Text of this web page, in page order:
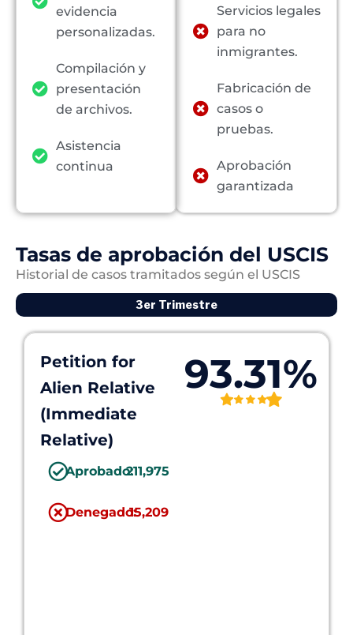
evidencia
personalizadas.
Compilación y
presentación
de archivos.
Asistencia
continua
Servicios legales
para no
inmigrantes.
Fabricación de
casos o
pruebas.
Aprobación
garantizada
Tasas de aprobación del USCIS
Historial de casos tramitados según el USCIS
3er Trimestre
Petition for
Alien Relative
(Immediate
Relative)
Aprobado:211,975
Denegado:15,209
93.31%